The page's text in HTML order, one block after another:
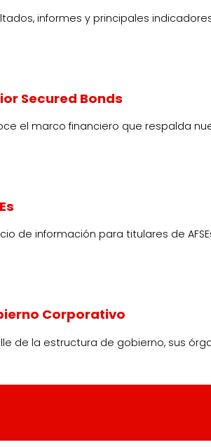
informes y principales
Secured Bonds
el marco financiero que respalda
de información para titulares de
Corporativo
de la estructura de gobierno, sus